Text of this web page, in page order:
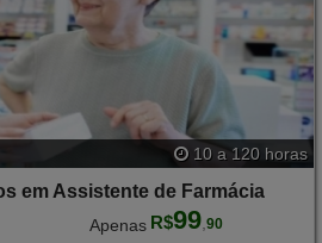
10 a 120 horas
em Assistente de Farmácia
Apenas R$99, 90